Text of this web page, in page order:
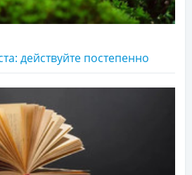
действуйте постепенно